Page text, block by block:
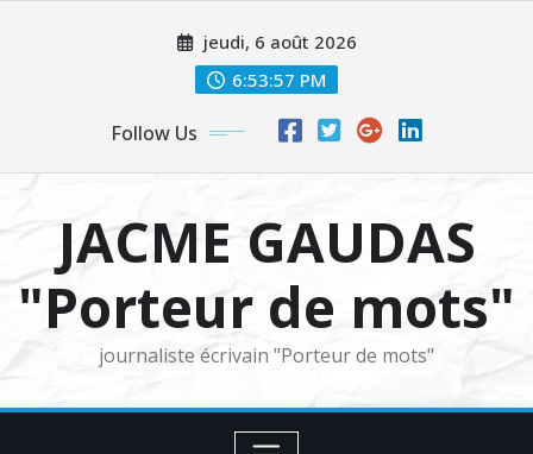
jeudi, 6 août 2026
6:53:59 PM
Follow Us
JACME GAUDAS
"Porteur de mots"
journaliste écrivain "Porteur de mots"